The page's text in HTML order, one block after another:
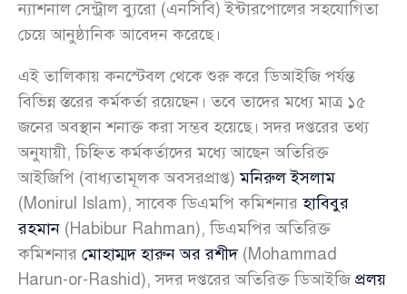
ন্যাশনাল সেন্ট্রাল ব্যুরো (এনসিবি) ইন্টারপোলের সহযোগিতা
চেয়ে আনুষ্ঠানিক আবেদন করেছে।
এই তালিকায় কনস্টেবল থেকে শুরু করে ডিআইজি পর্যন্ত
বিভিন্ন স্তরের কর্মকর্তা রয়েছেন। তবে তাদের মধ্যে মাত্র ১৫
জনের অবস্থান শনাক্ত করা সম্ভব হয়েছে। সদর দপ্তরের তথ্য
অনুযায়ী, চিহ্নিত কর্মকর্তাদের মধ্যে আছেন অতিরিক্ত
আইজিপি (বাধ্যতামূলক অবসরপ্রাপ্ত)মনিরুল ইসলাম
(Monirul Islam), সাবেক ডিএমপি কমিশনারহাবিবুর
রহমান (Habibur Rahman), ডিএমপির অতিরিক্ত
কমিশনার মোহাম্মদ হারুন অর রশীদ(Mohammad
Harun-or-Rashid), সদর দপ্তরের অতিরিক্ত ডিআইজি প্রলয়